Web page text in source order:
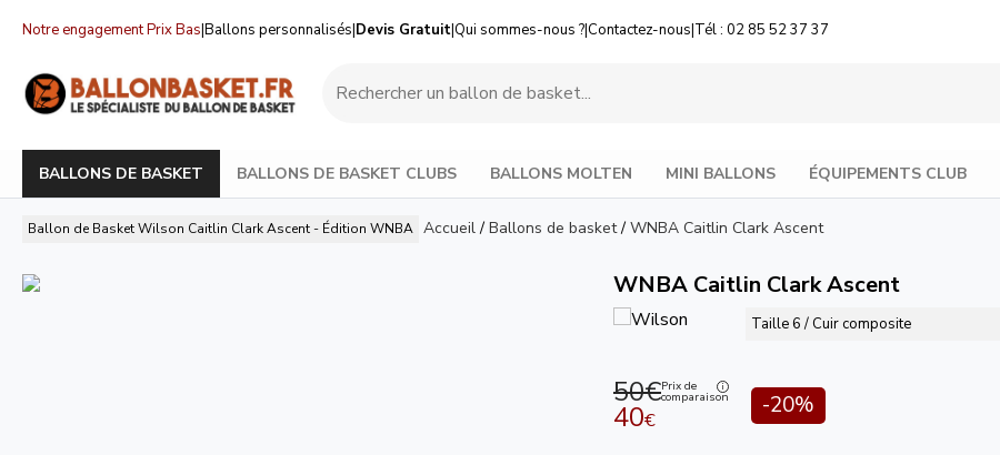
Notre engagement Prix Bas|Ballons personnalisés|Devis Gratuit|Qui sommes-nous ?|Contactez-nous|Tél : 02 85 52 37 37
BALLONS DE BASKET BALLONS DE BASKET CLUBS BALLONS MOLTEN MINI BALLONS ÉQUIPEMENTS CLUB
Ballon de Basket Wilson Caitlin Clark Ascent - Édition WNBA Accueil / Ballons de basket/ WNBA Caitlin Clark Ascent
WNBA Caitlin Clark Ascent
Taille 6 / Cuir composite
50€Prix de
comparaison
40€ -20%